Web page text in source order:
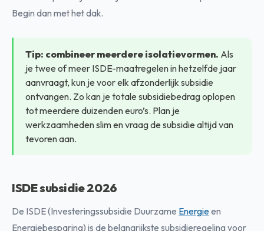
Begin dan met het dak.
Tip: combineer meerdere isolatievormen. Als
je twee of meer ISDE-maatregelen in hetzelfde jaar
aanvraagt, kun je voor elk afzonderlijk subsidie
ontvangen. Zo kan je totale subsidiebedrag oplopen
tot meerdere duizenden euro’s. Plan je
werkzaamheden slim en vraag de subsidie altijd van
tevoren aan.
ISDE subsidie 2026
De ISDE (Investeringssubsidie Duurzame Energie en
Energiebesparing) is de belangrijkste subsidieregeling voor